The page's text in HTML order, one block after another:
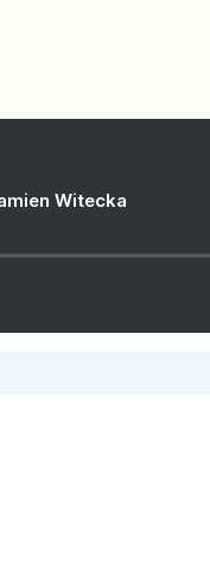
Witecka